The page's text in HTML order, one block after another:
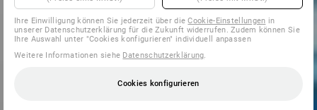
Ihre Einwilligung können Sie jederzeit über dieCookie-Einstellungen in
unserer Datenschutzerklärung für die Zukunft widerrufen. Zudem können Sie
Ihre Auswahl unter "Cookies konfigurieren" individuell anpassen
Weitere Informationen siehe Datenschutzerklärung.
Cookies konfigurieren